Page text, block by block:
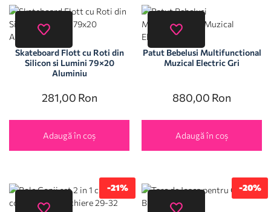
Skateboard Flott cu Roti din
Silicon si Lumini 79×20
Aluminiu
281,00 Ron
Adaugă în coș
Patut Bebelusi Multifunctional
Muzical Electric Gri
880,00 Ron
Adaugă în coș
-21% -20%